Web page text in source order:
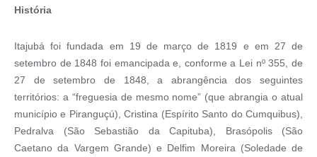
História
Itajubá foi fundada em 19 de março de 1819 e em 27 de
setembro de 1848 foi emancipada e, conforme a Lei nº 355, de
27 de setembro de 1848, a abrangência dos seguintes
territórios: a “freguesia de mesmo nome” (que abrangia o atual
município e Piranguçú), Cristina (Espírito Santo do Cumquibus),
Pedralva (São Sebastião da Capituba), Brasópolis (São
Caetano da Vargem Grande) e Delfim Moreira (Soledade de